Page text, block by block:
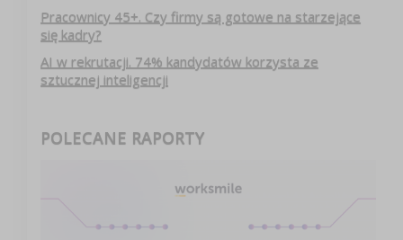
Pracownicy 45+. Czy firmy są gotowe na starzejące
się kadry?
AI w rekrutacji. 74% kandydatów korzysta ze
sztucznej inteligencji
POLECANE RAPORTY